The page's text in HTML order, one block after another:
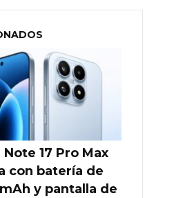
17 Pro Max
con batería de
y pantalla de